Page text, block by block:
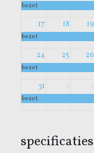
bezet
17 18 19
bezet
24 25 26
bezet
31 1 2
bezet
specificaties